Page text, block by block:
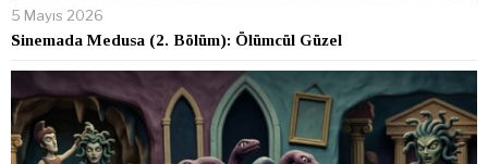
5 Mayıs 2026
Sinemada Medusa (2. Bölüm): Ölümcül Güzel